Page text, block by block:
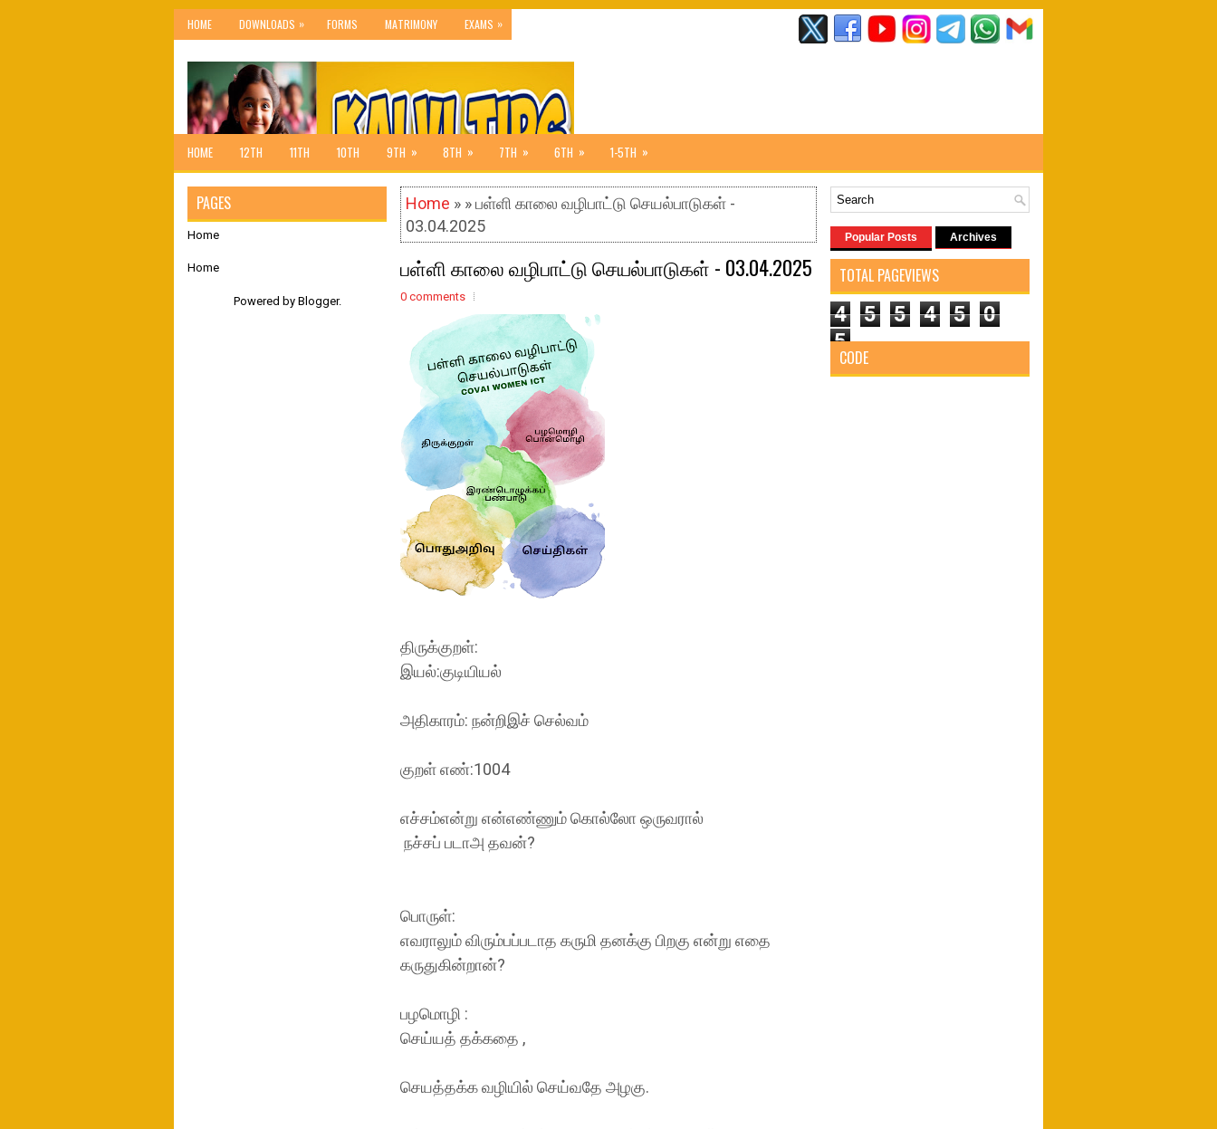
HOME DOWNLOADS » FORMS MATRIMONY EXAMS »
HOME 12TH 11TH 10TH 9TH » 8TH » 7TH » 6TH » 1-5TH »
Home » » பள்ளி காலை வழிபாட்டு செயல்பாடுகள் -
03.04.2025
பள்ளி காலை வழிபாட்டு செயல்பாடுகள் - 03.04.2025
0 comments
திருக்குறள்:
இயல்:குடியியல்
அதிகாரம்: நன்றிஇச் செல்வம்
குறள் எண்:1004
எச்சம்என்று என்எண்ணும் கொல்லோ ஒருவரால்
நச்சப் படாஅ தவன்?
பொருள்:
எவராலும் விரும்பப்படாத கருமி தனக்கு பிறகு என்று எதை
கருதுகின்றான்?
பழமொழி :
செய்யத் தக்கதை ,
செயத்தக்க வழியில் செய்வதே அழகு.
PAGES
Home
Home
Powered by Blogger.
Popular Posts Archives
TOTAL PAGEVIEWS
4 5 5 4 5
0
5
CODE